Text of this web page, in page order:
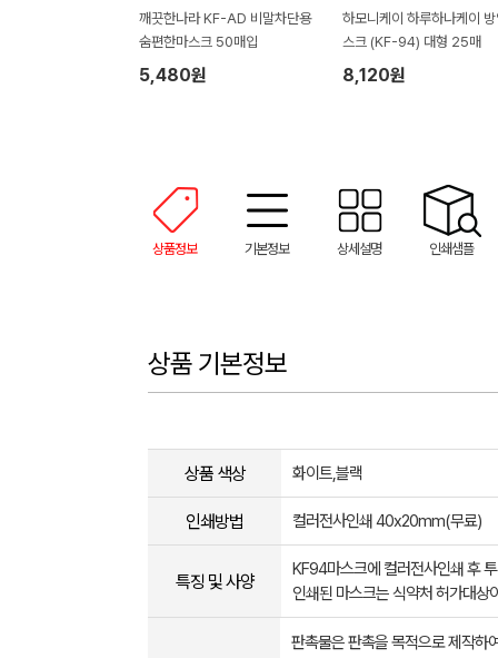
깨끗한나라 KF-AD 비말차단용
숨편한마스크 50매입
5,480원
하모니케이 하루하나케이
스크 (KF-94) 대형 25매
8,120원
상품정보 기본정보 상세설명 인쇄샘플
상품 기본정보
상품 색상 화이트,블랙
인쇄방법 컬러전사인쇄 40x20mm(무료)
특징 및 사양
KF94마스크에 컬러전사인쇄 후
인쇄된 마스크는 식약처 허가대상
판촉물은 판촉을 목적으로 제작하